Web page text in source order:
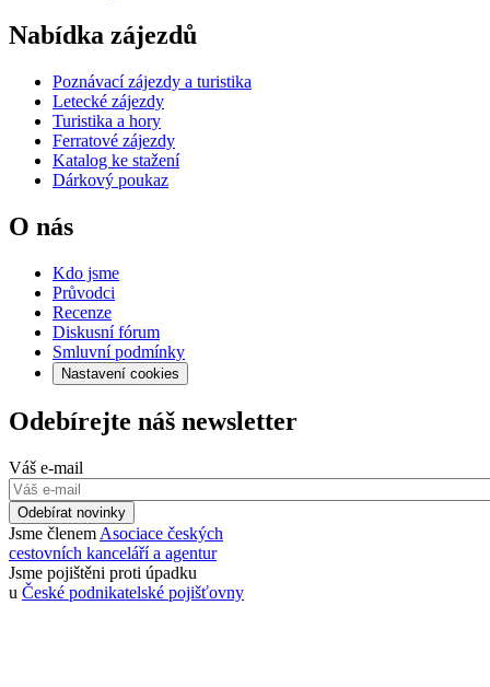
Nabídka zájezdů
Poznávací zájezdy a turistika
Letecké zájezdy
Turistika a hory
Ferratové zájezdy
Katalog ke stažení
Dárkový poukaz
O nás
Kdo jsme
Průvodci
Recenze
Diskusní fórum
Smluvní podmínky
Nastavení cookies
Odebírejte náš newsletter
Váš e-mail
Odebírat novinky
Jsme členem Asociace českých
cestovních kanceláří a agentur
Jsme pojištěni proti úpadku
u České podnikatelské pojišťovny